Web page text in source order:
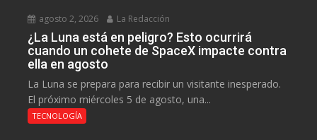
agosto 2, 2026 La Redacción
¿La Luna está en peligro? Esto ocurrirá
cuando un cohete de SpaceX impacte contra
ella en agosto
La Luna se prepara para recibir un visitante inesperado.
El próximo miércoles 5 de agosto, una...
TECNOLOGÍA